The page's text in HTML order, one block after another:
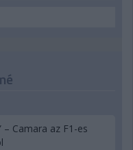
– Camara az F1-es